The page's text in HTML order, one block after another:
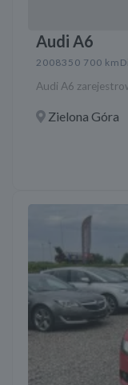
Audi A6
2008350 700 km
Audi A6
Zielona Góra